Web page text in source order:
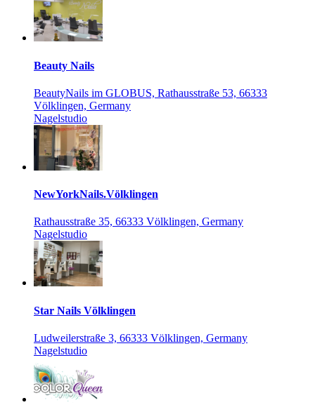
Beauty Nails
BeautyNails im GLOBUS, Rathausstraße 53, 66333
Völklingen, Germany
Nagelstudio
NewYorkNails.Völklingen
Rathausstraße 35, 66333 Völklingen, Germany
Nagelstudio
Star Nails Völklingen
Ludweilerstraße 3, 66333 Völklingen, Germany
Nagelstudio